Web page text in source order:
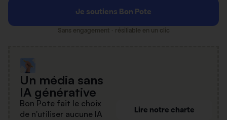
Je soutiens Bon Pote
Sans engagement · résiliable en un clic
Un média sans
IA générative
Bon Pote fait le choix
de n'utiliser aucune IA
Lire notre charte